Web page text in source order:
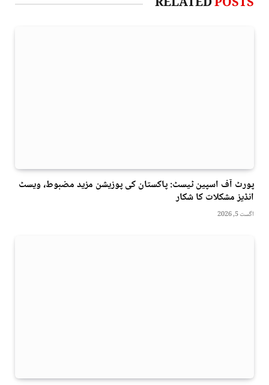
پورٹ آف اسپین ٹیسٹ: پاکستان کی پوزیشن مزید مضبوط، ویسٹ
انڈیز مشکلات کا شکار
اگست 5, 2026